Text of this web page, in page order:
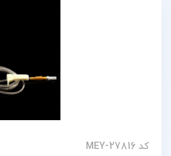
کد MEY-27816